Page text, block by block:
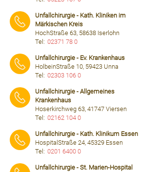
Unfallchirurgie - Kath. Kliniken im
Märkischen Kreis
HochStraße 63, 58638 Iserlohn
Tel: 02371 78 0
Unfallchirurgie - Ev. Krankenhaus
HolbeinStraße 10, 59423 Unna
Tel: 02303 106 0
Unfallchirurgie - Allgemeines
Krankenhaus
Hoserkirchweg 63, 41747 Viersen
Tel: 02162 104 0
Unfallchirurgie - Kath. Klinikum Essen
HospitalStraße 24, 45329 Essen
Tel: 0201 6400 0
Unfallchirurgie - St. Marien-Hospital